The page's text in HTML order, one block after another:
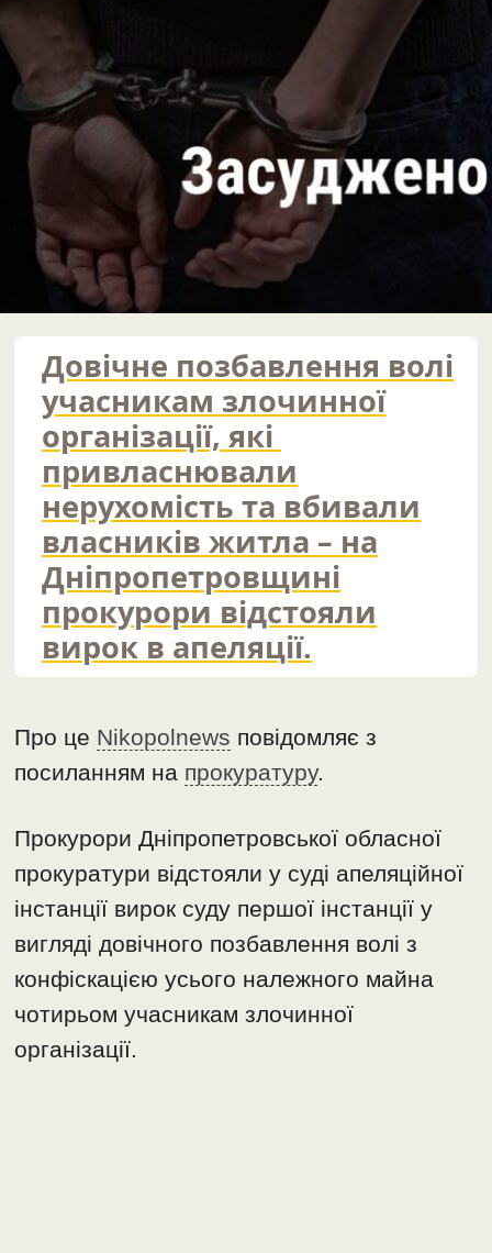
Довічне позбавлення волі
учасникам злочинної
організації, які
привласнювали
нерухомість та вбивали
власників житла – на
Дніпропетровщині
прокурори відстояли
вирок в апеляції.
Про це Nikopolnews повідомляє з
посиланням на прокуратуру.
Прокурори Дніпропетровської обласної
прокуратури відстояли у суді апеляційної
інстанції вирок суду першої інстанції у
вигляді довічного позбавлення волі з
конфіскацією усього належного майна
чотирьом учасникам злочинної
організації.